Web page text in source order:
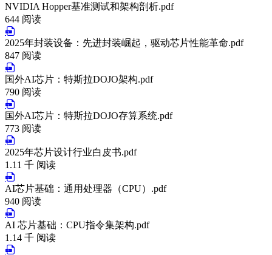
NVIDIA Hopper基准测试和架构剖析.pdf
644 阅读
2025年封装设备：先进封装崛起，驱动芯片性能革命.pdf
847 阅读
国外AI芯片：特斯拉DOJO架构.pdf
790 阅读
国外AI芯片：特斯拉DOJO存算系统.pdf
773 阅读
2025年芯片设计行业白皮书.pdf
1.11 千 阅读
AI芯片基础：通用处理器（CPU）.pdf
940 阅读
AI 芯片基础：CPU指令集架构.pdf
1.14 千 阅读